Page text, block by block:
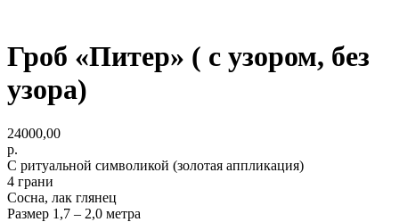
Гроб «Питер» ( с узором, без
узора)
24000,00
р.
С ритуальной символикой (золотая аппликация)
4 грани
Сосна, лак глянец
Размер 1,7 – 2,0 метра